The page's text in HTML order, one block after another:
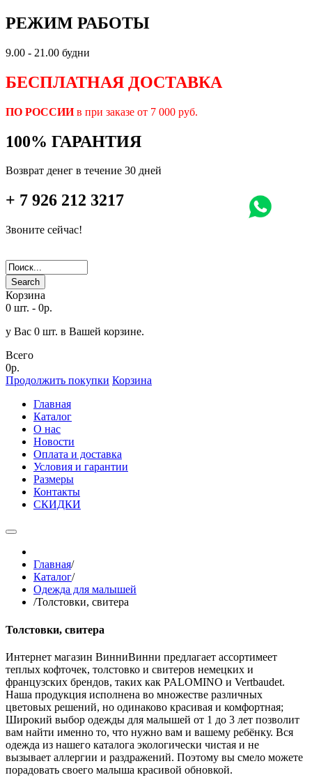
РЕЖИМ РАБОТЫ
9.00 - 21.00 будни
БЕСПЛАТНАЯ ДОСТАВКА
ПО РОССИИв при заказе от 7 000 руб.
100% ГАРАНТИЯ
Возврат денег в течение 30 дней
+ 7 926 212 3217
Звоните сейчас!
Search
Корзина
0 шт. - 0р.
у Вас 0 шт. в Вашей корзине.
Всего
0р.
Продолжить покупки Корзина
Главная
Каталог
О нас
Новости
Оплата и доставка
Условия и гарантии
Размеры
Контакты
СКИДКИ
Главная/
Каталог/
Одежда для малышей
/Толстовки, свитера
Толстовки, свитера
Интернет магазин ВинниВинни предлагает ассортимеет
теплых кофточек, толстовко и свитеров немецких и
французских брендов, таких как PALOMINO и Vertbaudet.
Наша продукция исполнена во множестве различных
цветовых решений, но одинаково красивая и комфортная;
Широкий выбор одежды для малышей от 1 до 3 лет позволит
вам найти именно то, что нужно вам и вашему ребёнку. Вся
одежда из нашего каталога экологически чистая и не
вызывает аллергии и раздражений. Поэтому вы смело можете
порадовать своего малыша красивой обновкой.